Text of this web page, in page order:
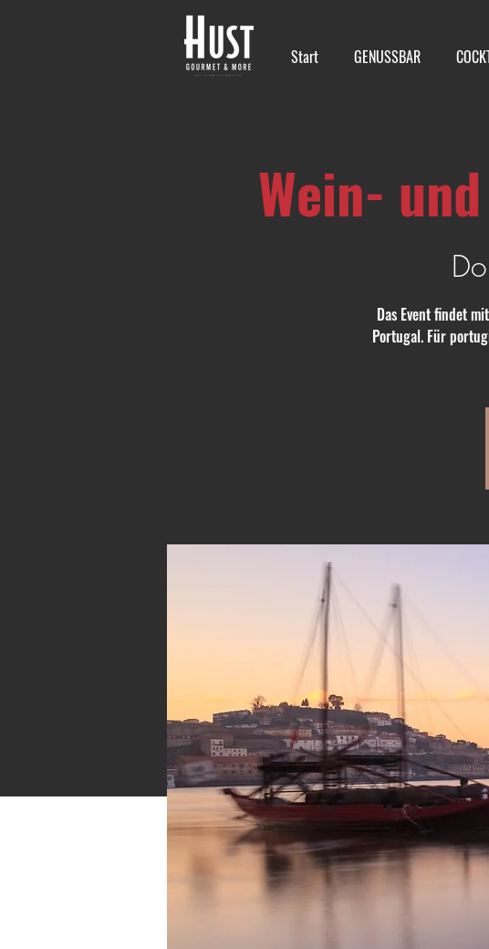
Start GENUSSBAR
Wein-
Das Event findet
Portugal. Für